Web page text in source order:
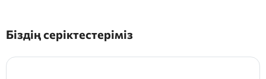
Біздің серіктестеріміз